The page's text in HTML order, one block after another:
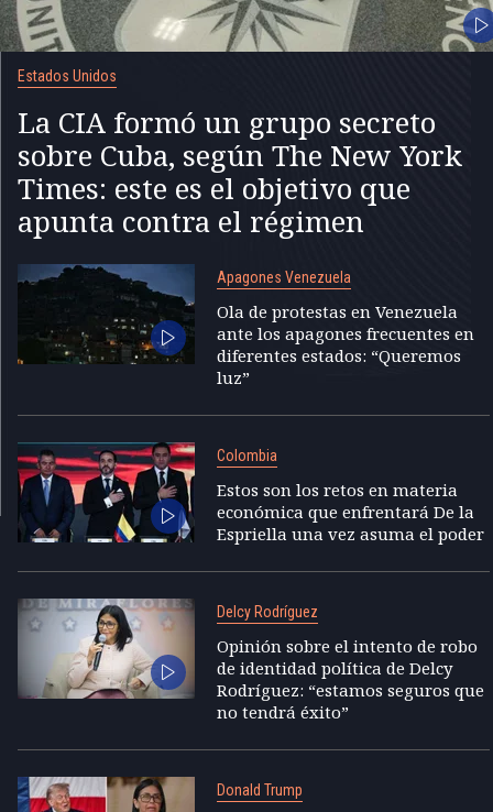
Estados Unidos
La CIA formó un grupo secreto
sobre Cuba, según The New York
Times: este es el objetivo que
apunta contra el régimen
Apagones Venezuela
Ola de protestas en Venezuela
ante los apagones frecuentes en
diferentes estados: “Queremos
luz”
Colombia
Estos son los retos en materia
económica que enfrentará De la
Espriella una vez asuma el poder
Delcy Rodríguez
Opinión sobre el intento de robo
de identidad política de Delcy
Rodríguez: “estamos seguros que
no tendrá éxito”
Donald Trump